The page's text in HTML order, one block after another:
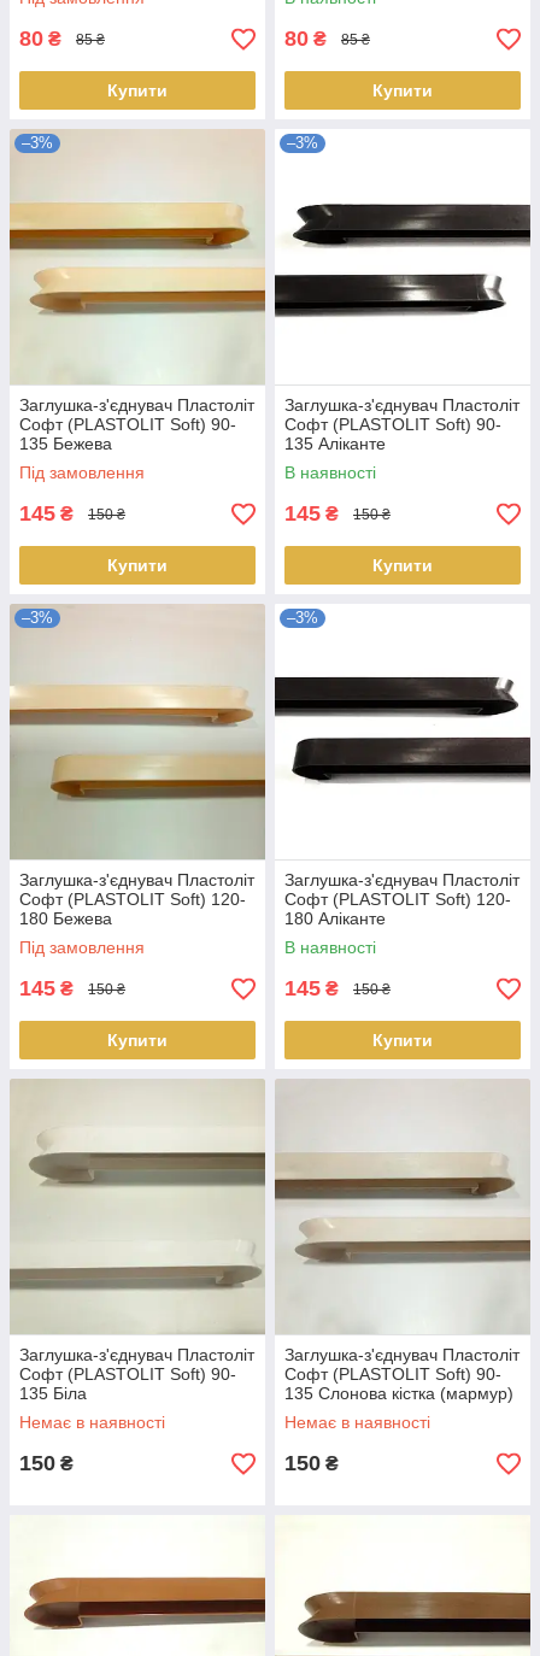
80 ₴ 85 ₴
Купити
80 ₴ 85 ₴
Купити
–3%
Заглушка-з'єднувач Пластоліт
Софт (PLASTOLIT Soft) 90-
135 Бежева
Під замовлення
145 ₴ 150 ₴
Купити
–3%
Заглушка-з'єднувач Пластоліт
Софт (PLASTOLIT Soft) 90-
135 Аліканте
В наявності
145 ₴ 150 ₴
Купити
–3%
Заглушка-з'єднувач Пластоліт
Софт (PLASTOLIT Soft) 120-
180 Бежева
Під замовлення
145 ₴ 150 ₴
Купити
–3%
Заглушка-з'єднувач Пластоліт
Софт (PLASTOLIT Soft) 120-
180 Аліканте
В наявності
145 ₴ 150 ₴
Купити
Заглушка-з'єднувач Пластоліт
Софт (PLASTOLIT Soft) 90-
135 Біла
Немає в наявності
150 ₴
Заглушка-з'єднувач Пластоліт
Софт (PLASTOLIT Soft) 90-
135 Слонова кістка (мармур)
Немає в наявності
150 ₴